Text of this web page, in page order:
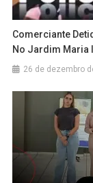
Comerciante
No Jardim Maria
26 de dezembro